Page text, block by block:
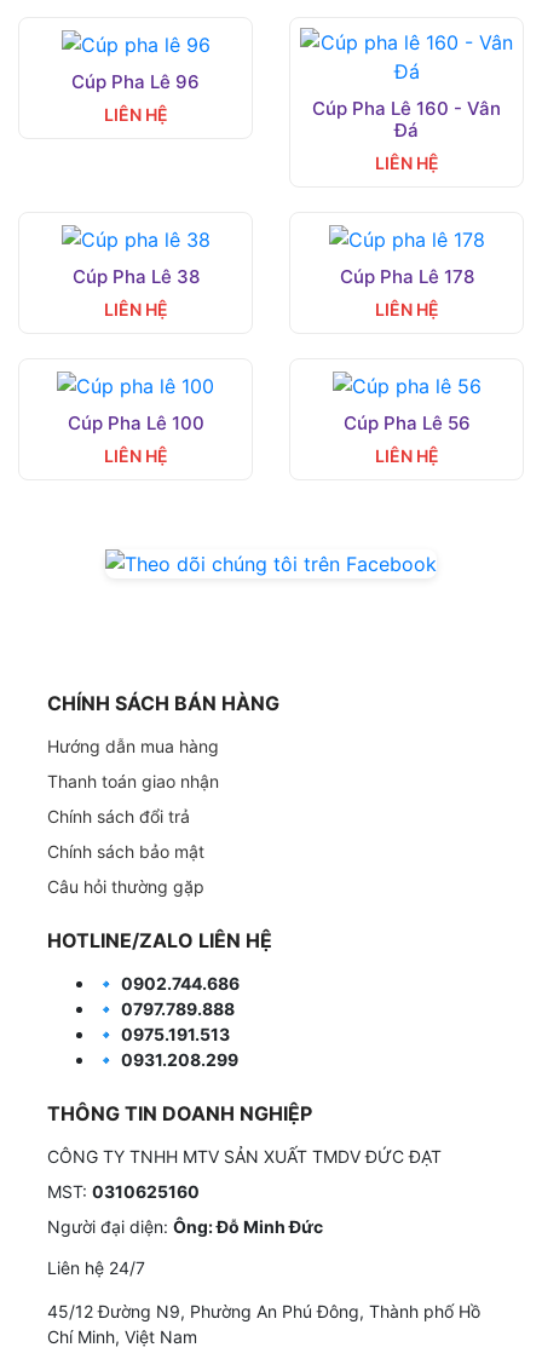
Cúp Pha Lê 96
LIÊN HỆ
Cúp Pha Lê 160 - Vân
Đá
LIÊN HỆ
Cúp Pha Lê 38
LIÊN HỆ
Cúp Pha Lê 178
LIÊN HỆ
Cúp Pha Lê 100
LIÊN HỆ
Cúp Pha Lê 56
LIÊN HỆ
CHÍNH SÁCH BÁN HÀNG
Hướng dẫn mua hàng
Thanh toán giao nhận
Chính sách đổi trả
Chính sách bảo mật
Câu hỏi thường gặp
HOTLINE/ZALO LIÊN HỆ
🔹 0902.744.686
🔹 0797.789.888
🔹 0975.191.513
🔹 0931.208.299
THÔNG TIN DOANH NGHIỆP
CÔNG TY TNHH MTV SẢN XUẤT TMDV ĐỨC ĐẠT
MST: 0310625160
Người đại diện: Ông: Đỗ Minh Đức
Liên hệ 24/7
45/12 Đường N9, Phường An Phú Đông, Thành phố Hồ
Chí Minh, Việt Nam